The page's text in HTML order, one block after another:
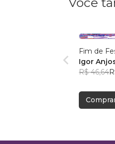
Fim de
Igor
R$ 46,64